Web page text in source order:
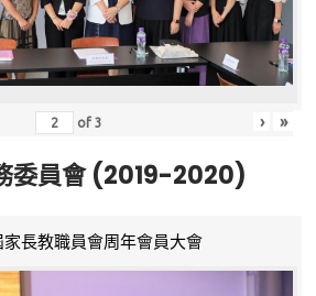
of3 › »
委員會 (2019-2020)
家長教職員會周年會員大會